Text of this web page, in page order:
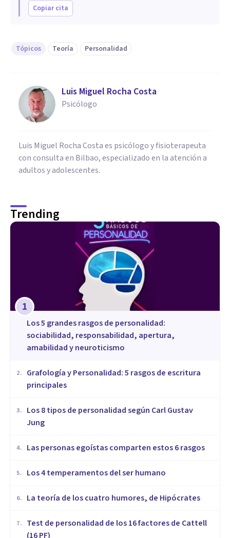
Copiar cita
Tópicos Teoría Personalidad
Luis Miguel Rocha Costa
Psicólogo
Luis Miguel Rocha Costa es psicólogo y fisioterapeuta
con consulta en Bilbao, especializado en la atención a
adultos y adolescentes.
Trending
1
Los 5 grandes rasgos de personalidad:
sociabilidad, responsabilidad, apertura,
amabilidad y neuroticismo
2.
Grafología y Personalidad: 5 rasgos de escritura
principales
3.
​Los 8 tipos de personalidad según Carl Gustav
Jung
4. Las personas egoístas comparten estos 6 rasgos
5. Los 4 temperamentos del ser humano
6. ​La teoría de los cuatro humores, de Hipócrates
7.
Test de personalidad de los 16 factores de Cattell
(16 PF)